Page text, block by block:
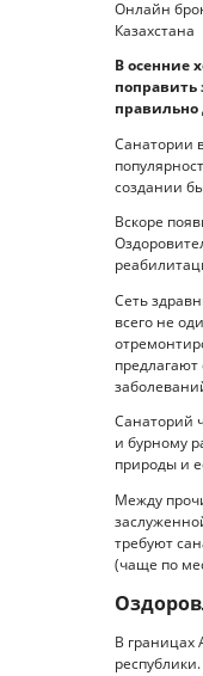
В осенние
поправить
правильно
Санатории
создании
Вскоре
Сеть
всего не
Санаторий
и бурному
природы и
Между
требуют
(чаще по
В границах